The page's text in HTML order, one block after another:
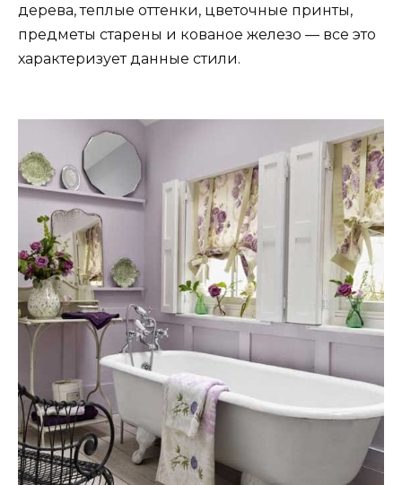
дерева, теплые оттенки, цветочные принты,
предметы старены и кованое железо — все это
характеризует данные стили.